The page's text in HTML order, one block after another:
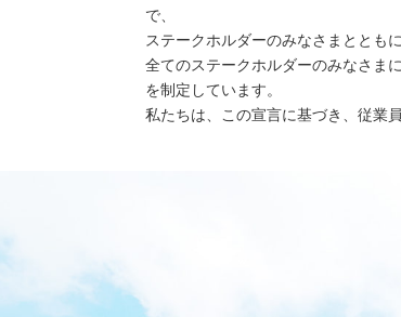
ニュース
で、
ステークホルダーのみなさまととも
全てのステークホルダーのみなさま
を制定しています。
私たちは、この宣言に基づき、従業